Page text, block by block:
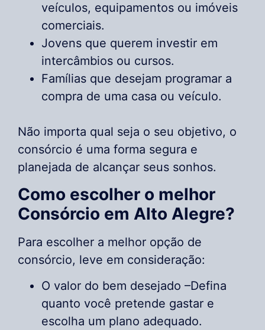
veículos, equipamentos ou imóveis
comerciais.
Jovens que querem investir em
intercâmbios ou cursos.
Famílias que desejam programar a
compra de uma casa ou veículo.
Não importa qual seja o seu objetivo, o
consórcio é uma forma segura e
planejada de alcançar seus sonhos.
Como escolher o melhor
Consórcio em Alto Alegre?
Para escolher a melhor opção de
consórcio, leve em consideração:
O valor do bem desejado –Defina
quanto você pretende gastar e
escolha um plano adequado.